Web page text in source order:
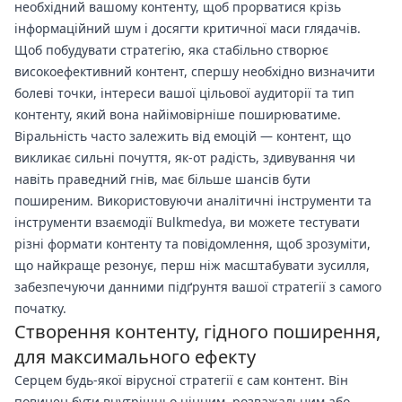
необхідний вашому контенту, щоб прорватися крізь
інформаційний шум і досягти критичної маси глядачів.
Щоб побудувати стратегію, яка стабільно створює
високоефективний контент, спершу необхідно визначити
болеві точки, інтереси вашої цільової аудиторії та тип
контенту, який вона найімовірніше поширюватиме.
Віральність часто залежить від емоцій — контент, що
викликає сильні почуття, як-от радість, здивування чи
навіть праведний гнів, має більше шансів бути
поширеним. Використовуючи аналітичні інструменти та
інструменти взаємодії Bulkmedya, ви можете тестувати
різні формати контенту та повідомлення, щоб зрозуміти,
що найкраще резонує, перш ніж масштабувати зусилля,
забезпечуючи данними підґрунтя вашої стратегії з самого
початку.
Створення контенту, гідного поширення,
для максимального ефекту
Серцем будь-якої вірусної стратегії є сам контент. Він